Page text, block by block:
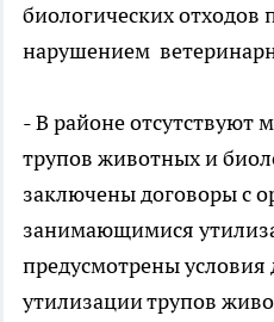
биологических отходов
нарушением
- В районе отсутствуют
трупов животных и
заключены договоры с
занимающимися
предусмотрены условия
утилизации трупов